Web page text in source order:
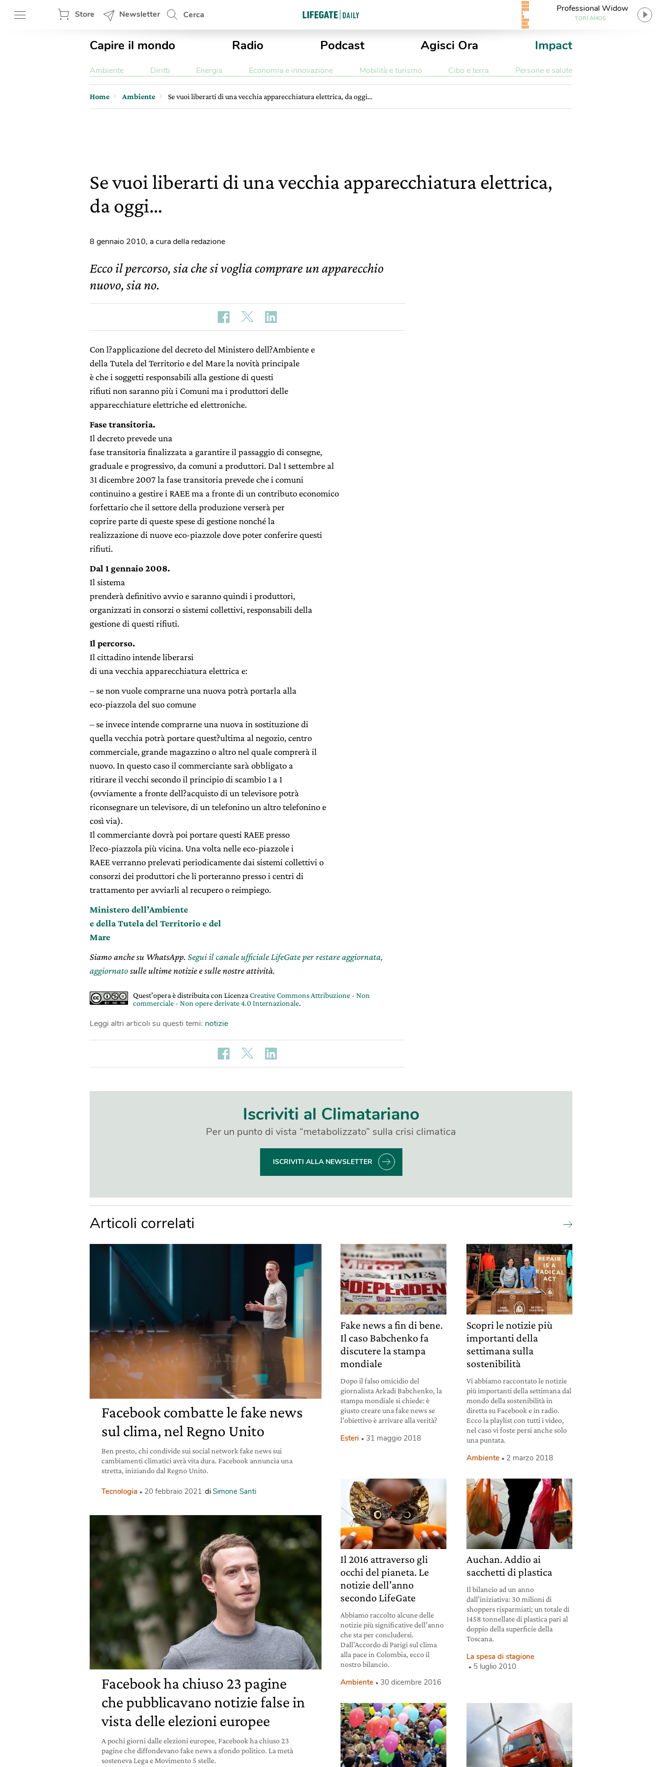
Store Newsletter Cerca
Professional Widow
TORI AMOS
Capire il mondo Radio Podcast Agisci Ora Impact
Ambiente Diritti Energia Economia e innovazione Mobilità e turismo Cibo e terra Persone e salute
Home Ambiente Se vuoi liberarti di una vecchia apparecchiatura elettrica, da oggi…
Se vuoi liberarti di una vecchia apparecchiatura elettrica,
da oggi…
8 gennaio 2010, a cura della redazione
Ecco il percorso, sia che si voglia comprare un apparecchio
nuovo, sia no.
Con l?applicazione del decreto del Ministero dell?Ambiente e
della Tutela del Territorio e del Mare la novità principale
è che i soggetti responsabili alla gestione di questi
rifiuti non saranno più i Comuni ma i produttori delle
apparecchiature elettriche ed elettroniche.
Fase transitoria.
Il decreto prevede una
fase transitoria finalizzata a garantire il passaggio di consegne,
graduale e progressivo, da comuni a produttori. Dal 1 settembre al
31 dicembre 2007 la fase transitoria prevede che i comuni
continuino a gestire i RAEE ma a fronte di un contributo economico
forfettario che il settore della produzione verserà per
coprire parte di queste spese di gestione nonché la
realizzazione di nuove eco-piazzole dove poter conferire questi
rifiuti.
Dal 1 gennaio 2008.
Il sistema
prenderà definitivo avvio e saranno quindi i produttori,
organizzati in consorzi o sistemi collettivi, responsabili della
gestione di questi rifiuti.
Il percorso.
Il cittadino intende liberarsi
di una vecchia apparecchiatura elettrica e:
– se non vuole comprarne una nuova potrà portarla alla
eco-piazzola del suo comune
– se invece intende comprarne una nuova in sostituzione di
quella vecchia potrà portare quest?ultima al negozio, centro
commerciale, grande magazzino o altro nel quale comprerà il
nuovo. In questo caso il commerciante sarà obbligato a
ritirare il vecchi secondo il principio di scambio 1 a 1
(ovviamente a fronte dell?acquisto di un televisore potrà
riconsegnare un televisore, di un telefonino un altro telefonino e
così via).
Il commerciante dovrà poi portare questi RAEE presso
l?eco-piazzola più vicina. Una volta nelle eco-piazzole i
RAEE verranno prelevati periodicamente dai sistemi collettivi o
consorzi dei produttori che li porteranno presso i centri di
trattamento per avviarli al recupero o reimpiego.
Ministero dell’Ambiente
e della Tutela del Territorio e del
Mare
Siamo anche su WhatsApp. Segui il canale ufficiale LifeGate per restare aggiornata,
aggiornatosulle ultime notizie e sulle nostre attività.
Quest'opera è distribuita con Licenza Creative Commons Attribuzione - Non
commerciale - Non opere derivate 4.0 Internazionale.
Leggi altri articoli su questi temi: notizie
Iscriviti al Climatariano
Per un punto di vista “metabolizzato” sulla crisi climatica
ISCRIVITI ALLA NEWSLETTER
Articoli correlati
Facebook combatte le fake news
sul clima, nel Regno Unito
Ben presto, chi condivide sui social network fake news sui
cambiamenti climatici avrà vita dura. Facebook annuncia una
stretta, iniziando dal Regno Unito.
Tecnologia 20 febbraio 2021 di Simone Santi
Facebook ha chiuso 23 pagine
che pubblicavano notizie false in
vista delle elezioni europee
A pochi giorni dalle elezioni europee, Facebook ha chiuso 23
pagine che diffondevano fake news a sfondo politico. La metà
sosteneva Lega e Movimento 5 stelle.
Fake news a fin di bene.
Il caso Babchenko fa
discutere la stampa
mondiale
Dopo il falso omicidio del
giornalista Arkadi Babchenko, la
stampa mondiale si chiede: è
giusto creare una fake news se
l’obiettivo è arrivare alla verità?
Esteri 31 maggio 2018
Scopri le notizie più
importanti della
settimana sulla
sostenibilità
Vi abbiamo raccontato le notizie
più importanti della settimana dal
mondo della sostenibilità in
diretta su Facebook e in radio.
Ecco la playlist con tutti i video,
nel caso vi foste persi anche solo
una puntata.
Ambiente 2 marzo 2018
Il 2016 attraverso gli
occhi del pianeta. Le
notizie dell’anno
secondo LifeGate
Abbiamo raccolto alcune delle
notizie più significative dell’anno
che sta per concludersi.
Dall’Accordo di Parigi sul clima
alla pace in Colombia, ecco il
nostro bilancio.
Ambiente 30 dicembre 2016
Auchan. Addio ai
sacchetti di plastica
Il bilancio ad un anno
dall’iniziativa: 30 milioni di
shoppers risparmiati; un totale di
1458 tonnellate di plastica pari al
doppio della superficie della
Toscana.
La spesa di stagione
5 luglio 2010